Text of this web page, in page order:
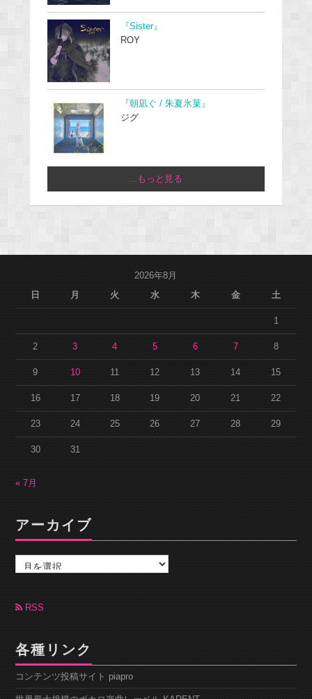
『Sister』
ROY
『朝凪ぐ / 朱夏氷菓』
ジグ
...もっと見る
2026年8月
日
月 火 水 木 金 土
1
2 3 4 5 6 7 8
9 10 11 12 13 14 15
16 17 18 19 20 21 22
23 24 25 26 27 28 29
30 31
« 7月
アーカイブ
カ
ブ RSS
各種リンク
コンテンツ投稿サイト piapro